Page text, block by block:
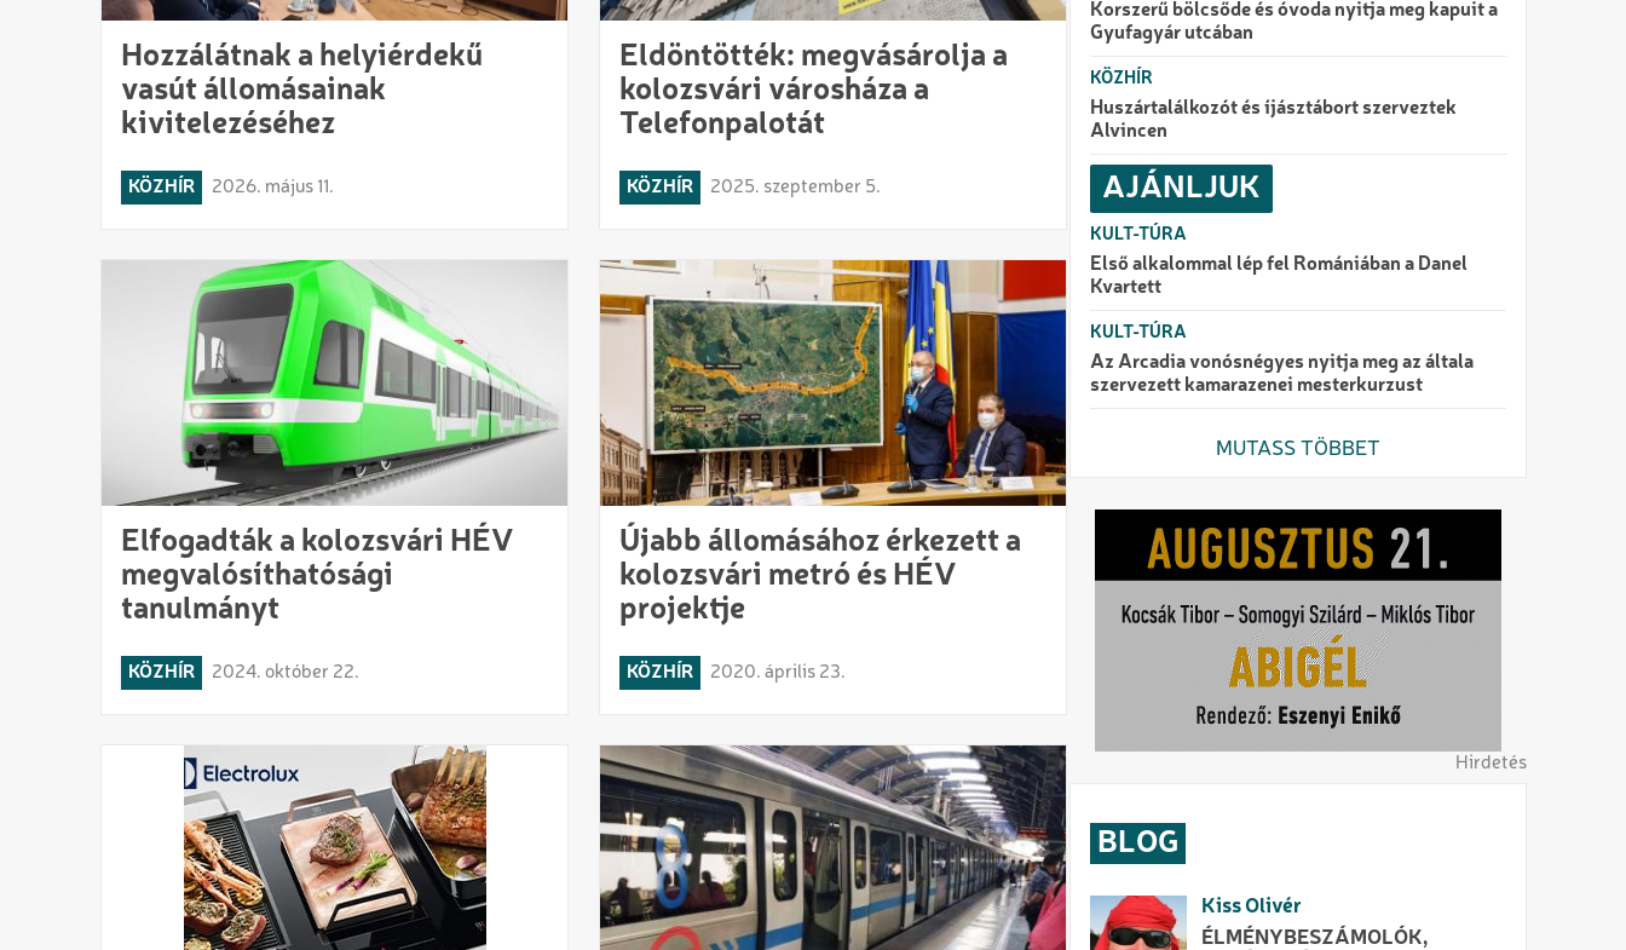
Hozzálátnak a helyiérdekű
vasút állomásainak
kivitelezéséhez
KÖZHÍR 2026. május 11.
Eldöntötték: megvásárolja a
kolozsvári városháza a
Telefonpalotát
KÖZHÍR 2025. szeptember 5.
Elfogadták a kolozsvári HÉV
megvalósíthatósági
tanulmányt
KÖZHÍR 2024. október 22.
Újabb állomásához érkezett a
kolozsvári metró és HÉV
projektje
KÖZHÍR 2020. április 23.
Korszerű bölcsőde és óvoda nyitja meg kapuit a
Gyufagyár utcában
KÖZHÍR
Huszártalálkozót és íjásztábort szerveztek
Alvincen
AJÁNLJUK
KULT-TÚRA
Első alkalommal lép fel Romániában a Danel
Kvartett
KULT-TÚRA
Az Arcadia vonósnégyes nyitja meg az általa
szervezett kamarazenei mesterkurzust
MUTASS TÖBBET
Hirdetés
BLOG
Kiss Olivér
ÉLMÉNYBESZÁMOLÓK,